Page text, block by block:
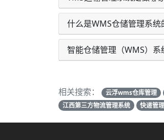
什么是WMS仓储管理系统
智能仓储管理（WMS）系
相关搜索： 云浮wms仓库管理
江西第三方物流管理系统
快递管